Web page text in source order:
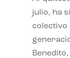
julio, ha
colectivo